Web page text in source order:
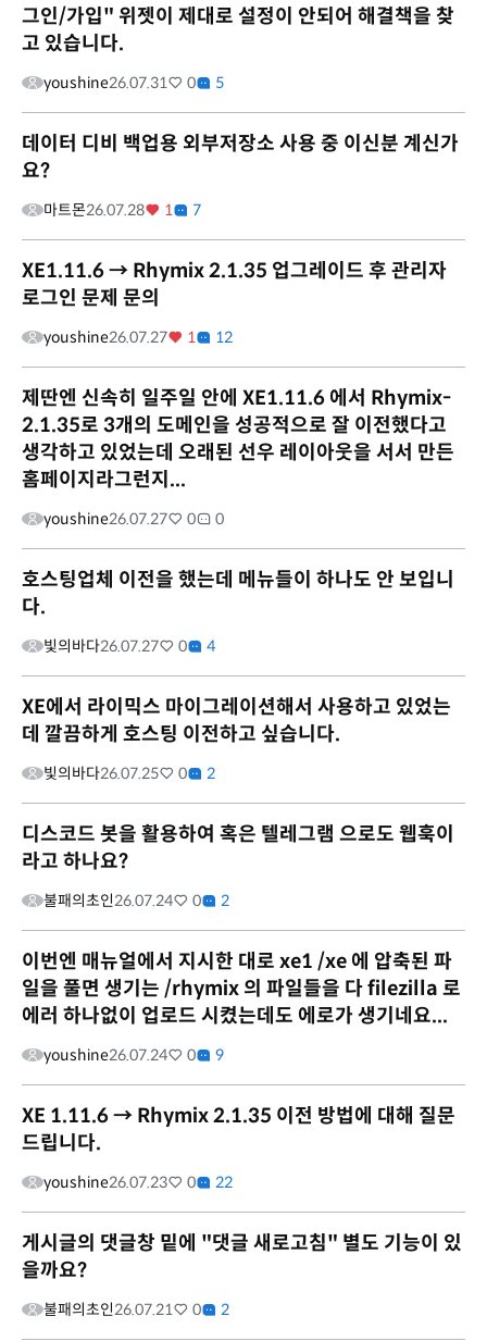
그인/가입" 위젯이 제대로 설정이 안되어 해결책을 찾
고 있습니다.
youshine26.07.31 0 5
데이터 디비 백업용 외부저장소 사용 중 이신분 계신가
요?
마트몬26.07.28 1 7
XE1.11.6 → Rhymix 2.1.35 업그레이드 후 관리자
로그인 문제 문의
youshine26.07.27 1 12
제딴엔 신속히 일주일 안에 XE1.11.6 에서 Rhymix-
2.1.35로 3개의 도메인을 성공적으로 잘 이전했다고
생각하고 있었는데 오래된 선우 레이아웃을 서서 만든
홈페이지라그런지...
youshine26.07.27 0 0
호스팅업체 이전을 했는데 메뉴들이 하나도 안 보입니
다.
빛의바다26.07.27 0 4
XE에서 라이믹스 마이그레이션해서 사용하고 있었는
데 깔끔하게 호스팅 이전하고 싶습니다.
빛의바다26.07.25 0 2
디스코드 봇을 활용하여 혹은 텔레그램 으로도 웹훅이
라고 하나요?
불패의초인26.07.24 0 2
이번엔 매뉴얼에서 지시한 대로 xe1 /xe 에 압축된 파
일을 풀면 생기는 /rhymix 의 파일들을 다 filezilla 로
에러 하나없이 업로드 시켰는데도 에로가 생기네요...
youshine26.07.24 0 9
XE 1.11.6 → Rhymix 2.1.35 이전 방법에 대해 질문
드립니다.
youshine26.07.23 0 22
게시글의 댓글창 밑에 "댓글 새로고침" 별도 기능이 있
을까요?
불패의초인26.07.21 0 2